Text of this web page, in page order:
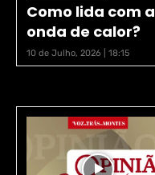
Como lida com a
onda de calor?
10 de Julho, 2026 | 18:15